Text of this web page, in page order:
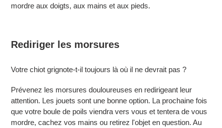
mordre aux doigts, aux mains et aux pieds.
Rediriger les morsures
Votre chiot grignote-t-il toujours là où il ne devrait pas ?
Prévenez les morsures douloureuses en redirigeant leur
attention. Les jouets sont une bonne option. La prochaine fois
que votre boule de poils viendra vers vous et tentera de vous
mordre, cachez vos mains ou retirez l'objet en question. Au